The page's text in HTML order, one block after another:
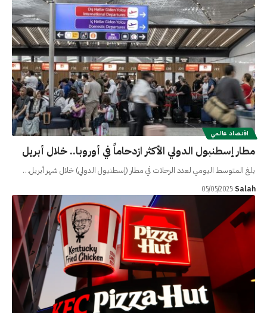
اقتصاد عالمي
مطار إسطنبول الدولي الأكثر ازدحاماً في أوروبا.. خلال أبريل
بلغ المتوسط اليومي لعدد الرحلات في مطار (إسطنبول الدولي) خلال شهر أبريل…
Salah
05/05/2025